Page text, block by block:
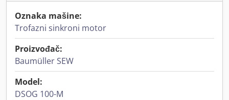
Oznaka mašine:
Trofazni sinkroni motor
Proizvođač:
Baumüller SEW
Model:
DSOG 100-M